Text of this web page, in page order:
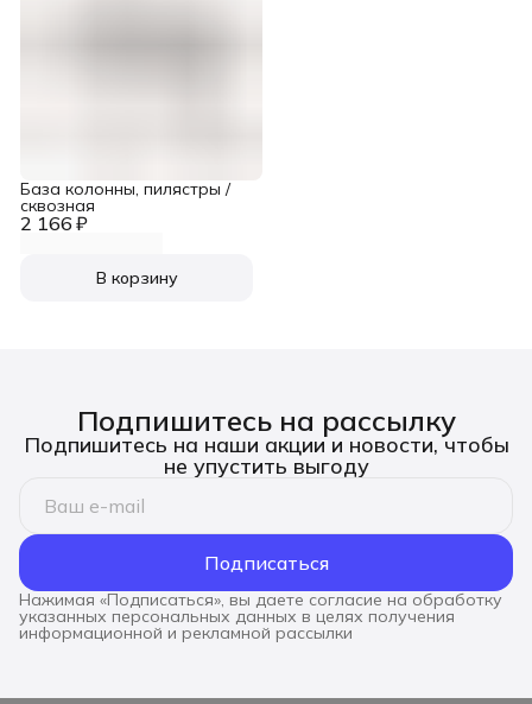
2 166 ₽
База колонны, пилястры /
сквозная
В корзину
Подпишитесь на рассылку
Подпишитесь на наши акции и новости, чтобы
не упустить выгоду
Подписаться
Нажимая «Подписаться», вы даете согласие на обработку
указанных персональных данных в целях получения
информационной и рекламной рассылки